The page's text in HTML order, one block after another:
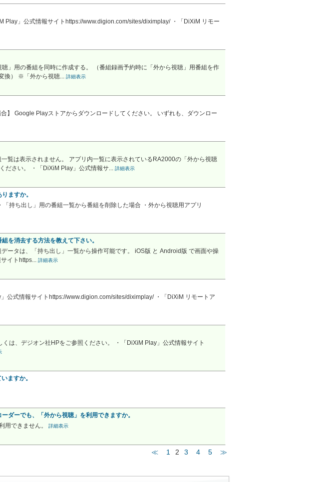
」公式情報サイトhttps://www.digion.com/sites/diximplay/ ・「DiXiM リモー
」用の番組を同時に作成する。 （番組録画予約時に「外から視聴」用番組を作
換） ※「外から視聴... 詳細表示
】 Google Playストアからダウンロードしてください。 いずれも、ダウンロー
覧は表示されません。 アプリ内一覧に表示されているRA2000の「外から視聴
ださい。 ・「DiXiM Play」公式情報サ... 詳細表示
ますか。
持ち出し」用の番組一覧から番組を削除した場合 ・外から視聴用アプリ
を消去する方法を教えて下さい。
ータは、「持ち出し」一覧から操作可能です。 iOS版 と Android版 で画面や操
イトhttps... 詳細表示
公式情報サイトhttps://www.digion.com/sites/diximplay/ ・「DiXiM リモートア
は、デジオン社HPをご参照ください。 ・「DiXiM Play」公式情報サイト
ますか。
ダーでも、「外から視聴」を利用できますか。
用できません。
詳細表示
≪ 1 2 3 4 5 ≫